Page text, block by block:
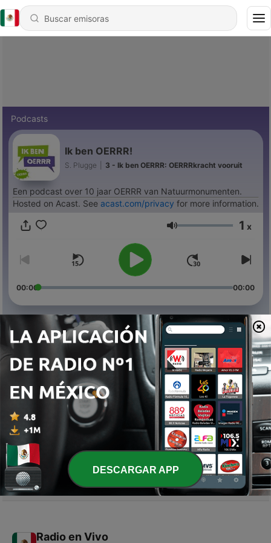
Podcasts
Ik ben OERRR!
S. Plugge 3 - Ik ben OERRR: OERRRkracht vooruit
Een podcast over 10 jaar OERRR van Natuurmonumenten.
Hosted on Acast. See acast.com/privacy for more information.
Volumen 1 x
00:00 00:00
Episodios
3 - Ik ben OERRR: OERRRkracht vooruit
2 - Ik ben OERRR!: De angsthaas en de koele kikker
23 sep. 2022
Ik ben OERRR!: De ontdekking van OERRR
16 sep. 2022
Radio en Vivo
DESCARGAR APP